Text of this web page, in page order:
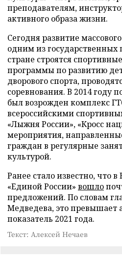
преподавателям,
активного образа жизни.
Сегодня развитие
одним из государственных
стране строятся
программы по развитию
дворового спорта,
соревнования. В 2014 году
был возрожден комплекс
всероссийскими
«Лыжня России», «Кросс
мероприятия,
граждан в регулярные
культурой.
Ранее стало известно, что
«Единой России» вошло
предложений. По словам
Медведева, это превышает
показатель 2021 года.
Текст: Алексей Нечаев